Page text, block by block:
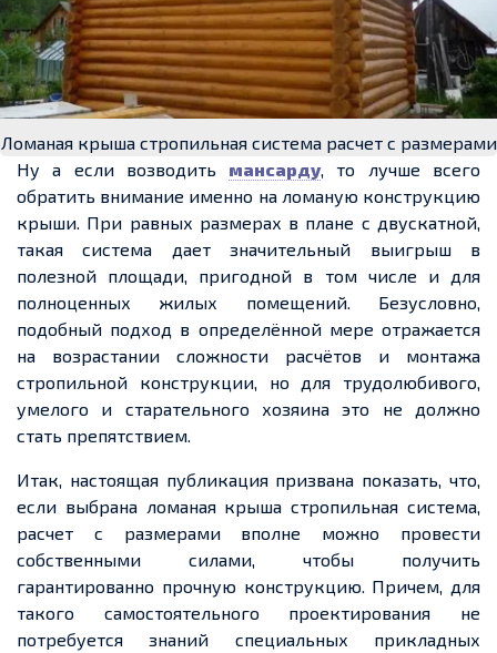
Ломаная крыша стропильная система расчет с размерами
Ну а если возводить мансарду, то лучше всего
обратить внимание именно на ломаную конструкцию
крыши. При равных размерах в плане с двускатной,
такая система дает значительный выигрыш в
полезной площади, пригодной в том числе и для
полноценных жилых помещений. Безусловно,
подобный подход в определённой мере отражается
на возрастании сложности расчётов и монтажа
стропильной конструкции, но для трудолюбивого,
умелого и старательного хозяина это не должно
стать препятствием.
Итак, настоящая публикация призвана показать, что,
если выбрана ломаная крыша стропильная система,
расчет с размерами вполне можно провести
собственными силами, чтобы получить
гарантированно прочную конструкцию. Причем, для
такого самостоятельного проектирования не
потребуется знаний специальных прикладных